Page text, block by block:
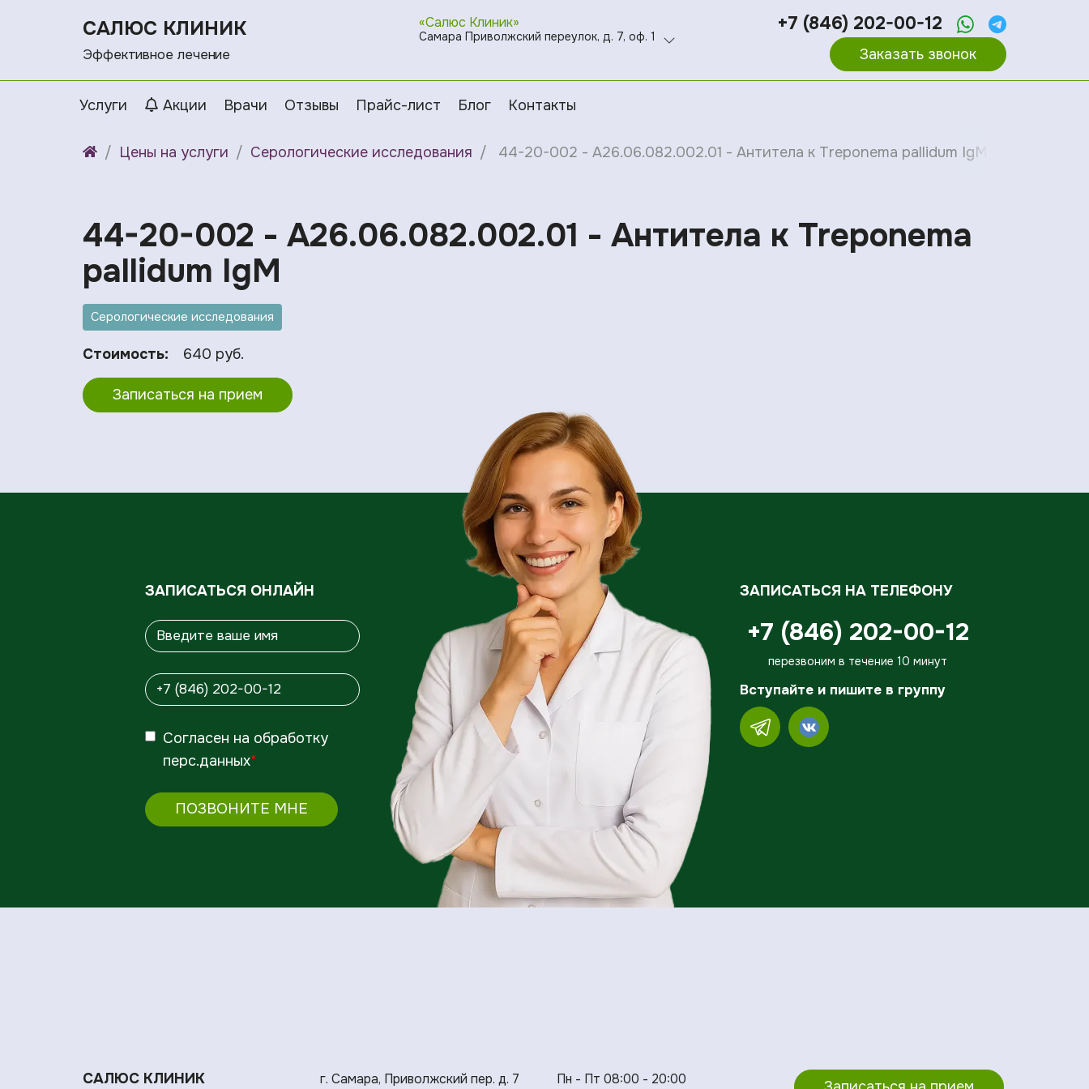
САЛЮС КЛИНИК
Эффективное лечение
«Салюс Клиник»
Самара Приволжский переулок, д. 7, оф. 1
+7 (846) 202-00-12
Заказать звонок
Услуги Акции Врачи Отзывы Прайс-лист Блог Контакты
Цены на услуги Серологические исследования 44-20-002 - A26.06.082.002.01 - Антитела к Treponema pallidum IgM
44-20-002 - A26.06.082.002.01 - Антитела к Treponema
pallidum IgM
Серологические исследования
Стоимость: 640 руб.
Записаться на прием
ЗАПИСАТЬСЯ ОНЛАЙН
Согласен на обработку
перс.данных*
ПОЗВОНИТЕ МНЕ
ЗАПИСАТЬСЯ НА ТЕЛЕФОНУ
+7 (846) 202-00-12
перезвоним в течение 10 минут
Вступайте и пишите в группу
САЛЮС КЛИНИК г. Самара, Приволжский пер. д. 7 Пн - Пт 08:00 - 20:00